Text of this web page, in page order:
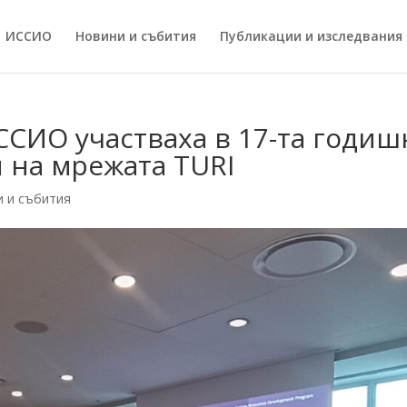
ИССИO Новини и събития Публикации и изследвания
участваха в 17-та
мрежата TURI
и събития